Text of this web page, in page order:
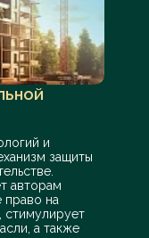
и
защиты
авторам
право на
стимулирует
а также